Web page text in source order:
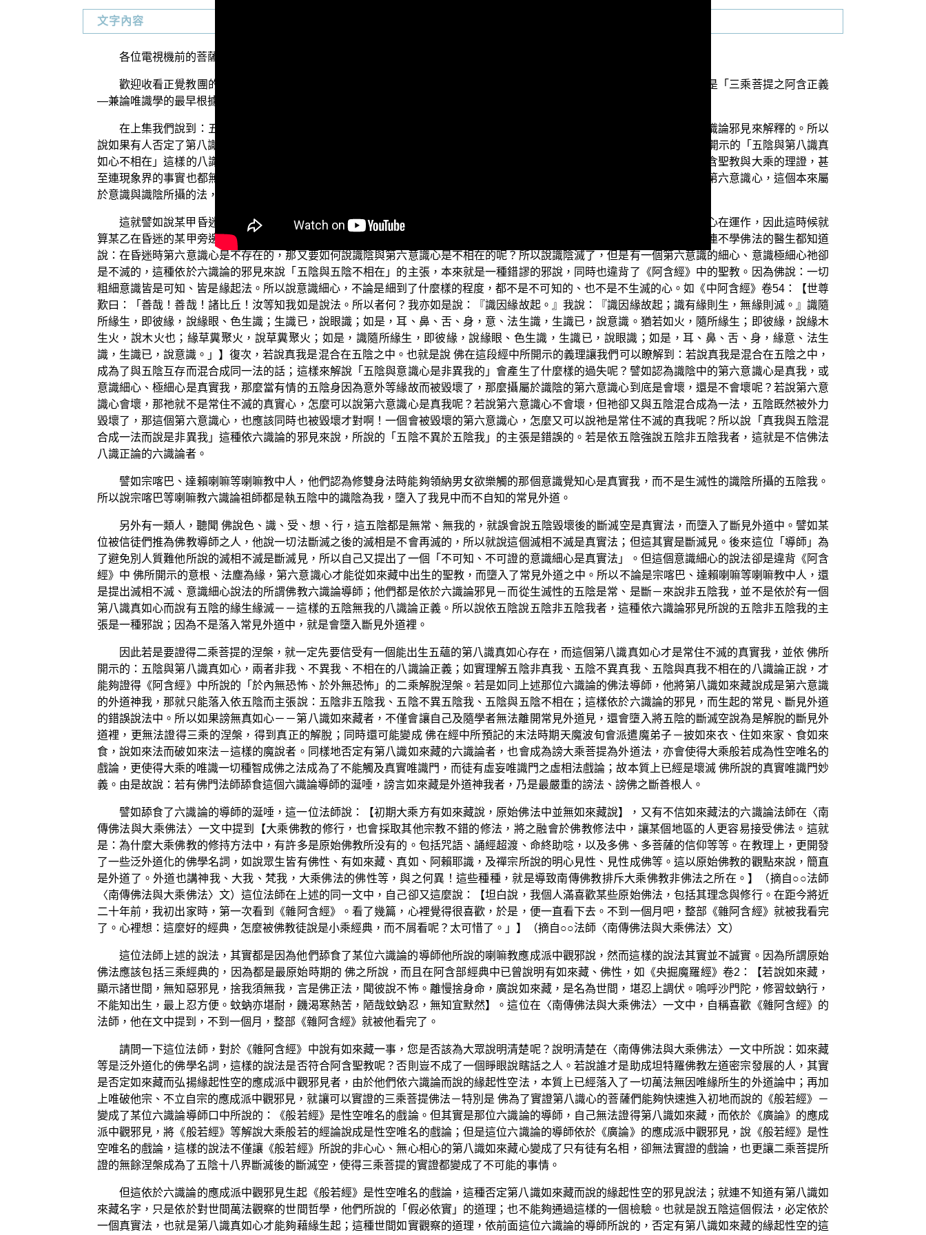
文字內容
各位電視機前的菩薩們：阿彌陀佛！
歡迎收看正覺教團的電視弘法節目，在此先問候大家：少病少惱否？色身康泰否？道業精進否？目前我們正在演述的單元是「三乘菩提之阿含正義
—兼論唯識學的最早根據」。
在上集我們說到：五陰與第八識真如心，非我、不異我、不相在，這個在《阿含經》中所說的八識論正說，它是無法用六識論邪見來解釋的。所以
說如果有人否定了第八識真如心，說祂就是外道的第六意識心的神我；以這樣的常見外道見，不僅無法解釋《阿含經》中 佛所開示的「五陰與第八識真
如心不相在」這樣的八識論正義，還會變成說「五陰與五陰不相在」的謬說，如此一來不僅嚴重違反了語義學，還會違背了阿含聖教與大乘的理證，甚
至連現象界的事實也都無法符合六識論所說的第六意識心——祂本來就是識陰所含攝的法，所以總不能說識陰滅了，卻還有個第六意識心，這個本來屬
於意識與識陰所攝的法，祂可以自己存在。
這就譬如說某甲昏迷的時候，這時候某甲的識陰—包括了第六意識心—都已經斷滅了，所以沒有任何與識陰相應的見聞覺心在運作，因此這時候就
算某乙在昏迷的某甲旁邊大聲地叫喊著某甲的名字，某甲也必定無法如同平時清醒時那樣，可以清楚地回應某乙的呼喚；因此連不學佛法的醫生都知道
說：在昏迷時第六意識心是不存在的，那又要如何說識陰與第六意識心是不相在的呢？所以說識陰滅了，但是有一個第六意識的細心、意識極細心祂卻
是不滅的，這種依於六識論的邪見來說「五陰與五陰不相在」的主張，本來就是一種錯謬的邪說，同時也違背了《阿含經》中的聖教。因為佛說：一切
粗細意識皆是可知、皆是緣起法。所以說意識細心，不論是細到了什麼樣的程度，都不是不可知的、也不是不生滅的心。如《中阿含經》卷54：【世尊
歎曰：「善哉！善哉！諸比丘！汝等知我如是說法。所以者何？我亦如是說：『識因緣故起。』我說：『識因緣故起；識有緣則生，無緣則滅。』識隨
所緣生，即彼緣，說緣眼、色生識；生識已，說眼識；如是，耳、鼻、舌、身，意、法生識，生識已，說意識。猶若如火，隨所緣生；即彼緣，說緣木
生火，說木火也；緣草糞聚火，說草糞聚火；如是，識隨所緣生，即彼緣，說緣眼、色生識，生識已，說眼識；如是，耳、鼻、舌、身，緣意、法生
識，生識已，說意識。」】復次，若說真我是混合在五陰之中。也就是說 佛在這段經中所開示的義理讓我們可以瞭解到：若說真我是混合在五陰之中，
成為了與五陰互存而混合成同一法的話；這樣來解說「五陰與意識心是非異我的」會產生了什麼樣的過失呢？譬如認為識陰中的第六意識心是真我，或
意識細心、極細心是真實我，那麼當有情的五陰身因為意外等緣故而被毀壞了，那麼攝屬於識陰的第六意識心到底是會壞，還是不會壞呢？若說第六意
識心會壞，那祂就不是常住不滅的真實心，怎麼可以說第六意識心是真我呢？若說第六意識心不會壞，但祂卻又與五陰混合成為一法，五陰既然被外力
毀壞了，那這個第六意識心，也應該同時也被毀壞才對啊！一個會被毀壞的第六意識心，怎麼又可以說祂是常住不滅的真我呢？所以說「真我與五陰混
合成一法而說是非異我」這種依六識論的邪見來說，所說的「五陰不異於五陰我」的主張是錯誤的。若是依五陰強說五陰非五陰我者，這就是不信佛法
八識正論的六識論者。
譬如宗喀巴、達賴喇嘛等喇嘛教中人，他們認為修雙身法時能夠領納男女欲樂觸的那個意識覺知心是真實我，而不是生滅性的識陰所攝的五陰我。
所以說宗喀巴等喇嘛教六識論祖師都是執五陰中的識陰為我，墮入了我見中而不自知的常見外道。
另外有一類人，聽聞 佛說色、識、受、想、行，這五陰都是無常、無我的，就誤會說五陰毀壞後的斷滅空是真實法，而墮入了斷見外道中。譬如某
位被信徒們推為佛教導師之人，他說一切法斷滅之後的滅相是不會再滅的，所以就說這個滅相不滅是真實法；但這其實是斷滅見。後來這位「導師」為
了避免別人質難他所說的滅相不滅是斷滅見，所以自己又提出了一個「不可知、不可證的意識細心是真實法」。但這個意識細心的說法卻是違背《阿含
經》中 佛所開示的意根、法塵為緣，第六意識心才能從如來藏中出生的聖教，而墮入了常見外道之中。所以不論是宗喀巴、達賴喇嘛等喇嘛教中人，還
是提出滅相不滅、意識細心說法的所謂佛教六識論導師；他們都是依於六識論邪見－而從生滅性的五陰是常、是斷－來說非五陰我，並不是依於有一個
第八識真如心而說有五陰的緣生緣滅－－這樣的五陰無我的八識論正義。所以說依五陰說五陰非五陰我者，這種依六識論邪見所說的五陰非五陰我的主
張是一種邪說；因為不是落入常見外道中，就是會墮入斷見外道裡。
因此若是要證得二乘菩提的涅槃，就一定先要信受有一個能出生五蘊的第八識真如心存在，而這個第八識真如心才是常住不滅的真實我，並依 佛所
開示的：五陰與第八識真如心，兩者非我、不異我、不相在的八識論正義；如實理解五陰非真我、五陰不異真我、五陰與真我不相在的八識論正說，才
能夠證得《阿含經》中所說的「於內無恐怖、於外無恐怖」的二乘解脫涅槃。若是如同上述那位六識論的佛法導師，他將第八識如來藏說成是第六意識
的外道神我，那就只能落入依五陰而主張說：五陰非五陰我、五陰不異五陰我、五陰與五陰不相在；這樣依於六識論的邪見，而生起的常見、斷見外道
的錯誤說法中。所以如果謗無真如心－－第八識如來藏者，不僅會讓自己及隨學者無法離開常見外道見，還會墮入將五陰的斷滅空說為是解脫的斷見外
道裡，更無法證得三乘的涅槃，得到真正的解脫；同時還可能變成 佛在經中所預記的末法時期天魔波旬會派遣魔弟子－披如來衣、住如來家、食如來
食，說如來法而破如來法－這樣的魔說者。同樣地否定有第八識如來藏的六識論者，也會成為謗大乘菩提為外道法，亦會使得大乘般若成為性空唯名的
戲論，更使得大乘的唯識一切種智成佛之法成為了不能觸及真實唯識門，而徒有虛妄唯識門之虛相法戲論；故本質上已經是壞滅 佛所說的真實唯識門妙
義。由是故說：若有佛門法師舔食這個六識論導師的涎唾，謗言如來藏是外道神我者，乃是最嚴重的謗法、謗佛之斷善根人。
譬如舔食了六識論的導師的涎唾，這一位法師說：【初期大乘方有如來藏說，原始佛法中並無如來藏說】，又有不信如來藏法的六識論法師在〈南
傳佛法與大乘佛法〉一文中提到【大乘佛教的修行，也會採取其他宗教不錯的修法，將之融會於佛教修法中，讓某個地區的人更容易接受佛法。這就
是：為什麼大乘佛教的修持方法中，有許多是原始佛教所没有的。包括咒語、誦經超渡、命終助唸，以及多佛、多菩薩的信仰等等。在教理上，更開發
了一些泛外道化的佛學名詞，如說眾生皆有佛性、有如來藏、真如、阿賴耶識，及禪宗所說的明心見性、見性成佛等。這以原始佛教的觀點來說，簡直
是外道了。外道也講神我、大我、梵我，大乘佛法的佛性等，與之何異！這些種種，就是導致南傳佛教排斥大乘佛教非佛法之所在。】（摘自○○法師
〈南傳佛法與大乘佛法〉文）這位法師在上述的同一文中，自己卻又這麼說：【坦白說，我個人滿喜歡某些原始佛法，包括其理念與修行。在距今將近
二十年前，我初出家時，第一次看到《雜阿含經》。看了幾篇，心裡覺得很喜歡，於是，便一直看下去。不到一個月吧，整部《雜阿含經》就被我看完
了。心裡想：這麼好的經典，怎麼被佛教徒說是小乘經典，而不屑看呢？太可惜了。」】（摘自○○法師〈南傳佛法與大乘佛法〉文）
這位法師上述的說法，其實都是因為他們舔食了某位六識論的導師他所說的喇嘛教應成派中觀邪說，然而這樣的說法其實並不誠實。因為所謂原始
佛法應該包括三乘經典的，因為都是最原始時期的 佛之所說，而且在阿含部經典中已曾說明有如來藏、佛性，如《央掘魔羅經》卷2：【若說如來藏，
顯示諸世間，無知惡邪見，捨我須無我，言是佛正法，聞彼說不怖。離慢捨身命，廣說如來藏，是名為世間，堪忍上調伏。嗚呼沙門陀，修習蚊蚋行，
不能知出生，最上忍方便。蚊蚋亦堪耐，饑渴寒熱苦，陋哉蚊蚋忍，無知宜默然】。這位在〈南傳佛法與大乘佛法〉一文中，自稱喜歡《雜阿含經》的
法師，他在文中提到，不到一個月，整部《雜阿含經》就被他看完了。
請問一下這位法師，對於《雜阿含經》中說有如來藏一事，您是否該為大眾說明清楚呢？說明清楚在〈南傳佛法與大乘佛法〉一文中所說：如來藏
等是泛外道化的佛學名詞，這樣的說法是否符合阿含聖教呢？否則豈不成了一個睜眼說瞎話之人。若說誰才是助成坦特羅佛教左道密宗發展的人，其實
是否定如來藏而弘揚緣起性空的應成派中觀邪見者，由於他們依六識論而說的緣起性空法，本質上已經落入了一切萬法無因唯緣所生的外道論中；再加
上唯破他宗、不立自宗的應成派中觀邪見，就讓可以實證的三乘菩提佛法－特別是 佛為了實證第八識心的菩薩們能夠快速進入初地而說的《般若經》－
變成了某位六識論導師口中所說的：《般若經》是性空唯名的戲論。但其實是那位六識論的導師，自己無法證得第八識如來藏，而依於《廣論》的應成
派中觀邪見，將《般若經》等解說大乘般若的經論說成是性空唯名的戲論；但是這位六識論的導師依於《廣論》的應成派中觀邪見，說《般若經》是性
空唯名的戲論，這樣的說法不僅讓《般若經》所說的非心心、無心相心的第八識如來藏心變成了只有徒有名相，卻無法實證的戲論，也更讓二乘菩提所
證的無餘涅槃成為了五陰十八界斷滅後的斷滅空，使得三乘菩提的實證都變成了不可能的事情。
但這依於六識論的應成派中觀邪見生起《般若經》是性空唯名的戲論，這種否定第八識如來藏而說的緣起性空的邪見說法；就連不知道有第八識如
來藏名字，只是依於對世間萬法觀察的世間哲學，他們所說的「假必依實」的道理；也不能夠通過這樣的一個檢驗。也就是說五陰這個假法，必定依於
一個真實法，也就是第八識真如心才能夠藉緣生起；這種世間如實觀察的道理，依前面這位六識論的導師所說的，否定有第八識如來藏的緣起性空的這